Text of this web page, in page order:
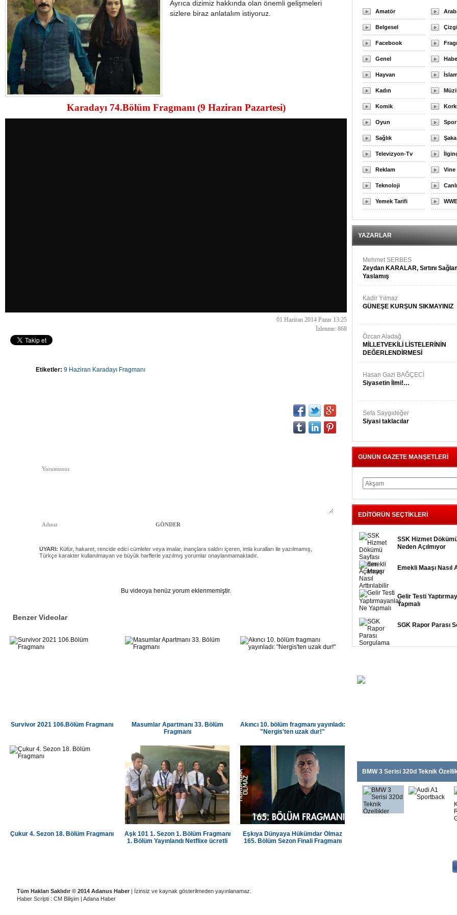
Ayrıca dizimiz hakkında olan önemli gelişmeleri
sizlere biraz anlatalım istiyoruz.
Karadayı 74.Bölüm Fragmanı (9 Haziran Pazartesi)
01 Haziran 2014 Pazar 13:25
İzlenme: 868
Etiketler: 9 Haziran Karadayı Fragmanı
UYARI: Küfür, hakaret, rencide edici cümleler veya imalar, inançlara saldırı içeren, imla kuralları ile yazılmamış,
Türkçe karakter kullanılmayan ve büyük harflerle yazılmış yorumlar onaylanmamaktadır.
Bu videoya henüz yorum eklenmemiştir.
Benzer Videolar
Survivor 2021 106.Bölüm Fragmanı
Masumlar Apartmanı 33. Bölüm
Fragmanı
Akıncı 10. bölüm fragmanı yayınladı:
"Nergis'ten uzak dur!"
Çukur 4. Sezon 18. Bölüm Fragmanı
Aşk 101 1. Sezon 1. Bölüm Fragmanı
1. Bölüm Yayınlandı Netflixe ücretli
Eşkıya Dünyaya Hükümdar Olmaz
165. Bölüm Sezon Finali Fragmanı
Amatör
Belgesel
Facebook
Genel
Hayvan
Kadın
Komik
Oyun Spor
Sağlık Şaka
Televizyon-Tv
Reklam Vine
Teknoloji
Yemek Tarifi WWE
YAZARLAR
Mehmet SERBES
Zeydan KARALAR, Sırtını
Yaslamış
Kadir Yılmaz
GÜNEŞE KURŞUN SIKMAYINIZ
Özcan Aladağ
MİLLETVEKİLİ LİSTELERİNİN
DEĞERLENDİRMESİ
Hasan Gazi BAĞÇECİ
Siyasetin İlmi!…
Sefa Saygıdeğer
Siyasi taklacılar
GÜNÜN GAZETE MANŞETLERİ
EDİTÖRÜN SEÇTİKLERİ
SSK Hizmet
Neden Açılmıyor
Emekli Maaşı Nasıl
Gelir Testi
Yapmalı
SGK Rapor Parası
BMW 3 Serisi 320d Teknik
Tüm Hakları Saklıdır © 2014 Adanus Haber | İzinsiz ve kaynak gösterilmeden yayınlanamaz.
Haber Scripti : CM Bilişim | Adana Haber